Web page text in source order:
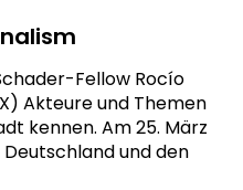
Fellow Rocío
Akteure und Themen
kennen. Am 25. März
und den